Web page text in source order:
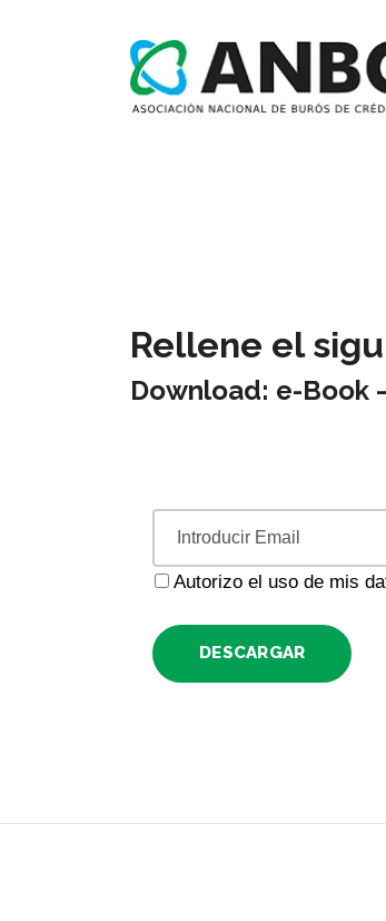
Rellene el
Download: e-Book
Autorizo el uso de mis
DESCARGAR